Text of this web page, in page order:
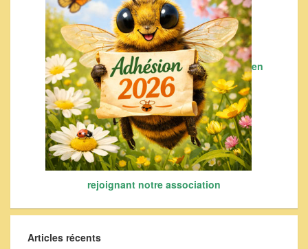
en
rejoignant notre association
Articles récents